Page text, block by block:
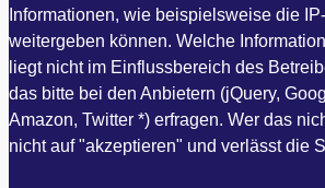
Informationen, wie beispielsweise die
weitergeben können. Welche
liegt nicht im Einflussbereich des
das bitte bei den Anbietern (jQuery,
Amazon, Twitter *) erfragen. Wer das
nicht auf "akzeptieren" und verlässt die